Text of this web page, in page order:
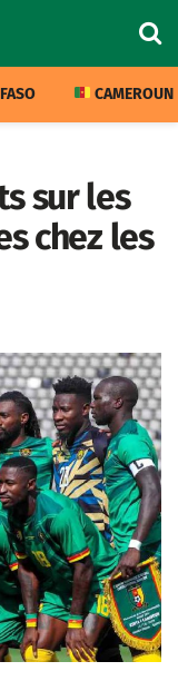
CAMEROUN
sur les
chez les